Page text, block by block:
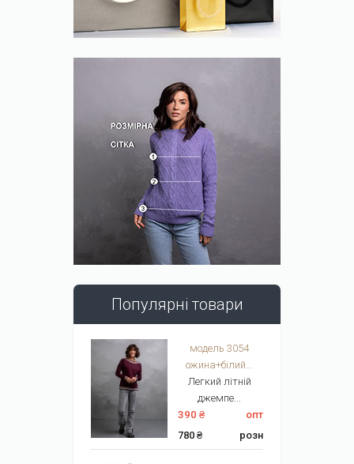
Популярні товари
модель 3054
ожина+білий...
Легкий літній
джемпе...
390 ₴
опт
780 ₴
розн